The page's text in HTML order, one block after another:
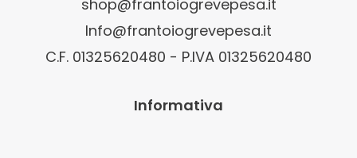
shop@frantoiogrevepesa.it
Info@frantoiogrevepesa.it
C.F. 01325620480 - P.IVA 01325620480
Informativa